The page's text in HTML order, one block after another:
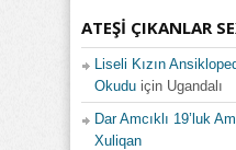
ATEŞI ÇIKANLAR
Liseli Kızın
Okudu için Ugandalı
Dar Amcıklı 19’luk
Xuliqan